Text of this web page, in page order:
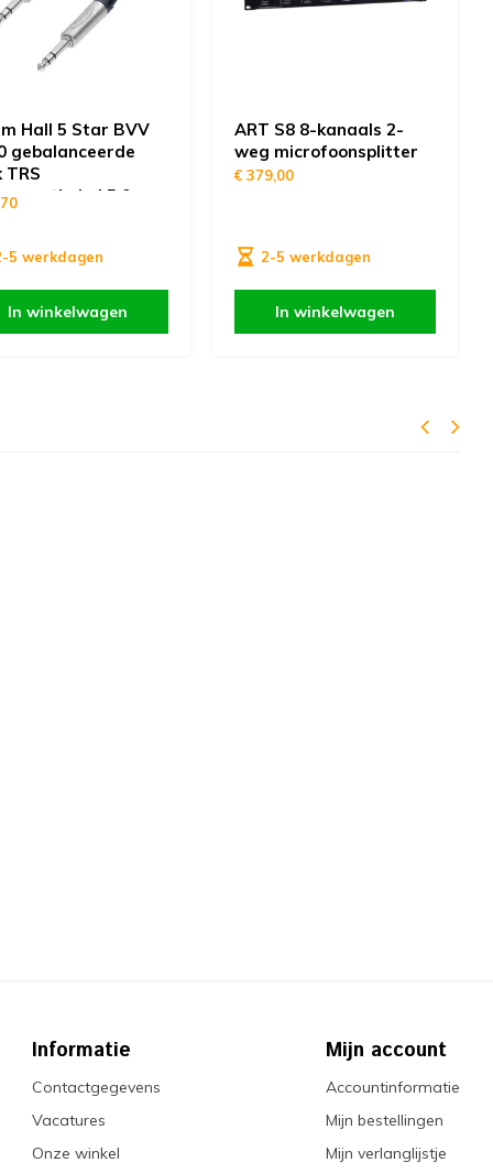
Hall 5 Star BVV
gebalanceerde
TRS
5,0 m
5 werkdagen
In winkelwagen
ART S8 8-kanaals 2-
weg microfoonsplitter
€ 379,00
2-5 werkdagen
In winkelwagen
Informatie
Contactgegevens
Vacatures
Onze winkel
Mijn account
Accountinformatie
Mijn bestellingen
Mijn verlanglijstje